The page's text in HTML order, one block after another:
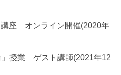
講座 オンライン開催(2020年
」授業 ゲスト講師(2021年12